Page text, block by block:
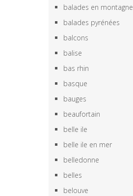
balades en montagne
balades pyrénées
balcons
balise
bas rhin
basque
bauges
beaufortain
belle ile
belle ile en mer
belledonne
belles
belouve